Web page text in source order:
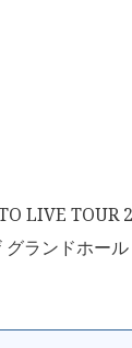
LIVE TOUR
ランドホール